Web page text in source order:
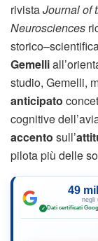
rivistaJournal of
Neurosciences
Gemelli
studio, Gemelli,
anticipato
cognitive
accento sull’
pilota più delle
49
negli
✓ Dati certificati